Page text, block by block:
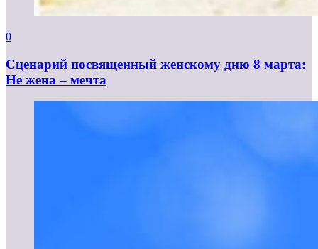
0
Сценарий посвященный женскому дню 8 марта:
Не жена – мечта